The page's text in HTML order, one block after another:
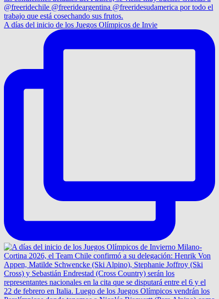
A días del inicio de los Juegos Olímpicos de Invie